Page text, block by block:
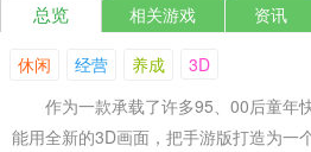
总览 相关游戏 资讯
休闲 经营 养成
3D
作为一款承载了许多95、00后童年
能用全新的3D画面，把手游版打造为一